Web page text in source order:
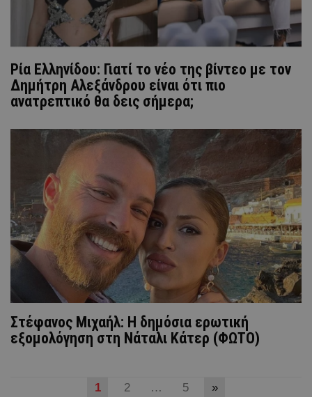
Ρία Ελληνίδου: Γιατί το νέο της βίντεο με τον
Δημήτρη Αλεξάνδρου είναι ότι πιο
ανατρεπτικό θα δεις σήμερα;
Στέφανος Μιχαήλ: H δημόσια ερωτική
εξομολόγηση στη Νάταλι Κάτερ (ΦΩΤΟ)
1 2 … 5 »